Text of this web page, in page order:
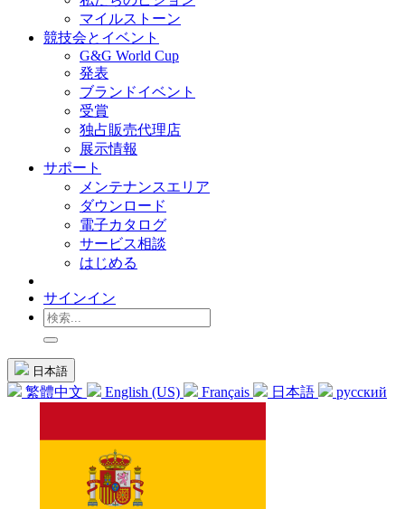
マイルストーン
競技会とイベント
G&G World Cup
発表
ブランドイベント
受賞
独占販売代理店
展示情報
サポート
メンテナンスエリア
ダウンロード
電子カタログ
サービス相談
はじめる
サインイン
日本語
繁體中文 English (US) Français 日本語 русский